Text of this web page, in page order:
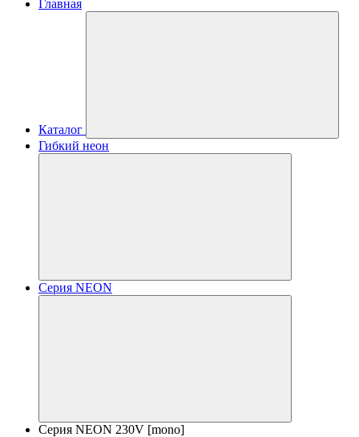
Главная
Каталог
Гибкий неон
Серия NEON
Серия NEON 230V [mono]